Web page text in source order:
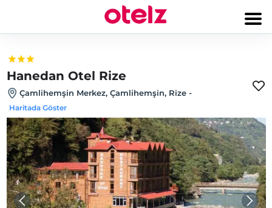
Hanedan Otel Rize
Çamlihemşin Merkez, Çamlihemşin, Rize -
Haritada Göster